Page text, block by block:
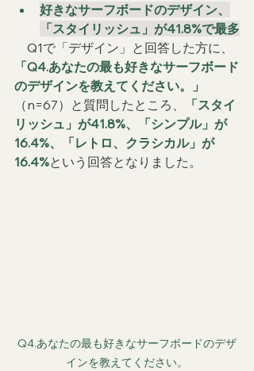
好きなサーフボードのデザイン、
「スタイリッシュ」が41.8%で最多
Q1で「デザイン」と回答した方に、
「Q4.あなたの最も好きなサーフボード
のデザインを教えてください。」
（n=67）と質問したところ、
「スタイ
リッシュ」が41.8%、「シンプル」が
16.4%、「レトロ、クラシカル」が
16.4%という回答となりました。
Q4.あなたの最も好きなサーフボードのデザ
インを教えてください。